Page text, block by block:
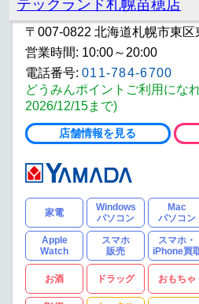
テックランド札幌苗穂店
〒007-0822 北海道札幌市東
営業時間: 10:00～20:00
電話番号: 011-784-6700
どうみんポイントご利用にな
2026/12/15まで)
店舗情報を見る
家電
Windows
パソコン
Mac
パソコン
Apple
Watch
スマホ
販売
スマホ・
iPhone買
お酒 ドラッグ おもちゃ